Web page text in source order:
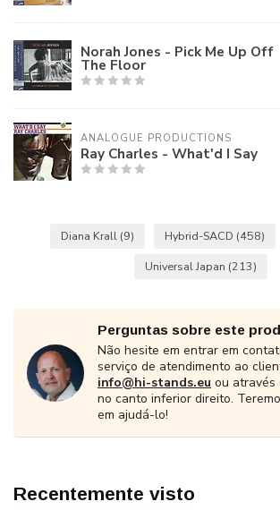
Norah Jones - Pick Me Up Off
The Floor
ANALOGUE PRODUCTIONS
Ray Charles - What'd I Say
Diana Krall (9) Hybrid-SACD (458)
Universal Japan (213)
Perguntas sobre este
Não hesite em entrar em
serviço de atendimento ao
info@hi-stands.eu ou através
no canto inferior direito.
em ajudá-lo!
Recentemente visto